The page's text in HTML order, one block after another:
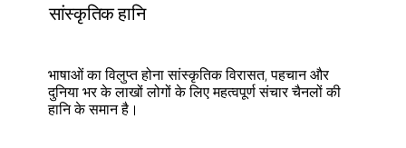
सांस्कृतिक हानि
भाषाओं का विलुप्त होना सांस्कृतिक विरासत, पहचान और
दुनिया भर के लाखों लोगों के लिए महत्वपूर्ण संचार चैनलों की
हानि के समान है।